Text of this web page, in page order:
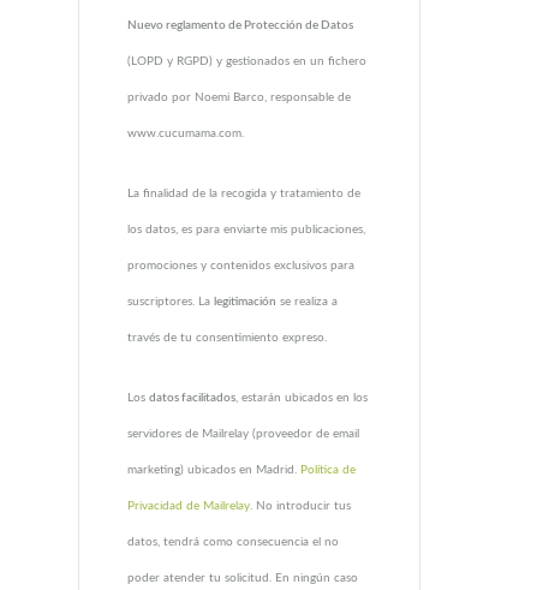
Nuevo reglamento de Protección de Datos
(LOPD y RGPD) y gestionados en un fichero
privado por Noemi Barco, responsable de
www.cucumama.com.
La finalidad de la recogida y tratamiento de
los datos, es para enviarte mis publicaciones,
promociones y contenidos exclusivos para
suscriptores. La legitimación se realiza a
través de tu consentimiento expreso.
Los datos facilitados , estarán ubicados en los
servidores de Mailrelay (proveedor de email
marketing) ubicados en Madrid. Política de
Privacidad de Mailrelay . No introducir tus
datos, tendrá como consecuencia el no
poder atender tu solicitud. En ningún caso